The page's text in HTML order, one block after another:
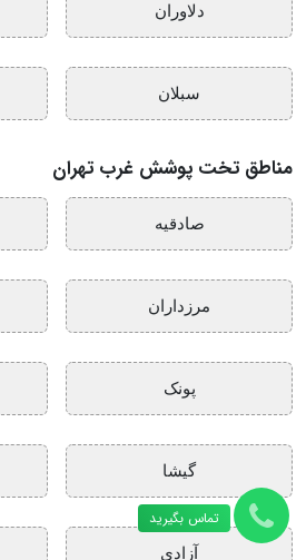
دلاوران
سبلان
مناطق تخت پوشش غرب تهران
صادقیه
مرزداران
پونک
گیشا
آزادی
تماس بگیرید